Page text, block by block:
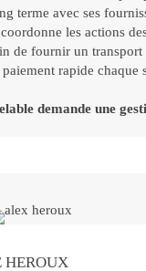
terme avec ses
les actions
de fournir un
rapide chaque
demande une
HEROUX